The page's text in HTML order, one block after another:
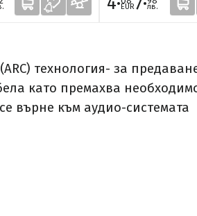
EUR лв.
технология- за
като премахва
върне към аудио-системата